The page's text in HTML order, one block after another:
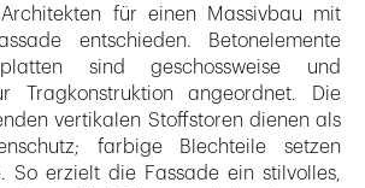
für einen Massivbau mit
entschieden. Betonelemente
sind geschossweise und
Tragkonstruktion angeordnet. Die
vertikalen Stoffstoren dienen als
farbige Blechteile setzen
So erzielt die Fassade ein stilvolles,